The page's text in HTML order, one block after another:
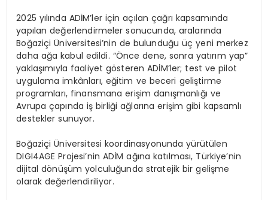
2025 yılında ADİM’ler için açılan çağrı kapsamında
yapılan değerlendirmeler sonucunda, aralarında
Boğaziçi Üniversitesi’nin de bulunduğu üç yeni merkez
daha ağa kabul edildi. “Önce dene, sonra yatırım yap”
yaklaşımıyla faaliyet gösteren ADİM’ler; test ve pilot
uygulama imkânları, eğitim ve beceri geliştirme
programları, finansmana erişim danışmanlığı ve
Avrupa çapında iş birliği ağlarına erişim gibi kapsamlı
destekler sunuyor.
Boğaziçi Üniversitesi koordinasyonunda yürütülen
DIGI4AGE Projesi’nin ADİM ağına katılması, Türkiye’nin
dijital dönüşüm yolculuğunda stratejik bir gelişme
olarak değerlendiriliyor.